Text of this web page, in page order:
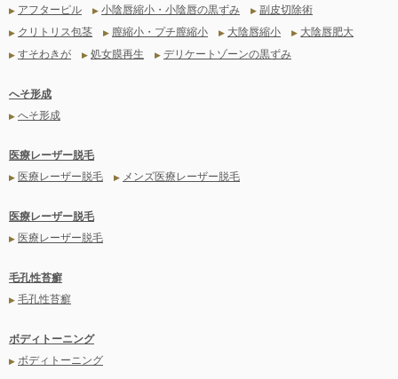
▶ アフターピル ▶ 小陰唇縮小・小陰唇の黒ずみ ▶ 副皮切除術
▶ クリトリス包茎 ▶ 膣縮小・プチ膣縮小 ▶ 大陰唇縮小 ▶ 大陰唇肥大
▶ すそわきが ▶ 処女膜再生 ▶ デリケートゾーンの黒ずみ
へそ形成
▶ へそ形成
医療レーザー脱毛
▶ 医療レーザー脱毛 ▶ メンズ医療レーザー脱毛
医療レーザー脱毛
▶ 医療レーザー脱毛
毛孔性苔癬
▶ 毛孔性苔癬
ボディトーニング
▶ ボディトーニング